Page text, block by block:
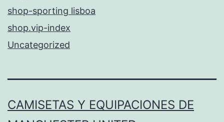
shop-sporting lisboa
shop.vip-index
Uncategorized
CAMISETAS Y EQUIPACIONES DE